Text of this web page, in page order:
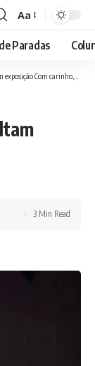
Font
Resizer
Aa
Paradas
Com carinho,Alcione.
3 Min Read